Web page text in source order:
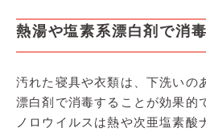
熱湯や塩素系漂白剤で消
汚れた寝具や衣類は、下洗いの
漂白剤で消毒することが効果的
ノロウイルスは熱や次亜塩素酸